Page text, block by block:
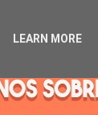
LEARN MORE